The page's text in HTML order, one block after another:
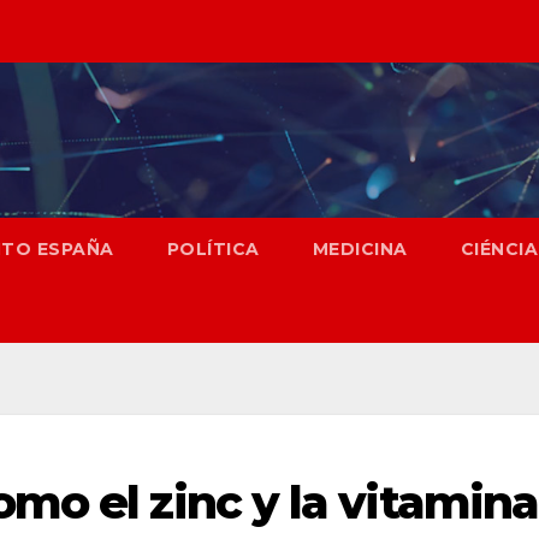
ESPAÑA POLÍTICA MEDICINA CIÉNCIA
el zinc y la vitamina